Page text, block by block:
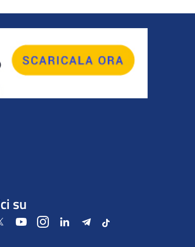
su
Twitter YoutubeInstagramLinkedIn Telegram
Tiktok